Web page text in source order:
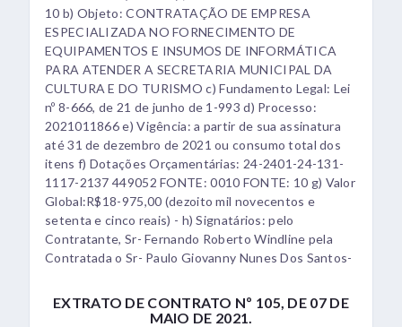
10 b) Objeto: CONTRATAÇÃO DE EMPRESA
ESPECIALIZADA NO FORNECIMENTO DE
EQUIPAMENTOS E INSUMOS DE INFORMÁTICA
PARA ATENDER A SECRETARIA MUNICIPAL DA
CULTURA E DO TURISMO c) Fundamento Legal: Lei
nº 8-666, de 21 de junho de 1-993 d) Processo:
2021011866 e) Vigência: a partir de sua assinatura
até 31 de dezembro de 2021 ou consumo total dos
itens f) Dotações Orçamentárias: 24-2401-24-131-
1117-2137 449052 FONTE: 0010 FONTE: 10 g) Valor
Global:R$18-975,00 (dezoito mil novecentos e
setenta e cinco reais) - h) Signatários: pelo
Contratante, Sr- Fernando Roberto Windline pela
Contratada o Sr- Paulo Giovanny Nunes Dos Santos-
EXTRATO DE CONTRATO Nº 105, DE 07 DE
MAIO DE 2021.